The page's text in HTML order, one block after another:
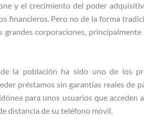
y el crecimiento del poder
financieros. Pero no de la forma
grandes corporaciones,
la población ha sido uno de los
préstamos sin garantías reales de
para unos usuarios que acceden
distancia de su teléfono móvil.